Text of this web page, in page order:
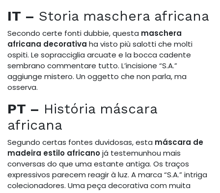
IT – Storia maschera africana
Secondo certe fonti dubbie, questa maschera
africana decorativa ha visto più salotti che molti
ospiti. Le sopracciglia arcuate e la bocca cadente
sembrano commentare tutto. L’incisione “S.A.”
aggiunge mistero. Un oggetto che non parla, ma
osserva.
PT – História máscara
africana
Segundo certas fontes duvidosas, esta máscara de
madeira estilo africanojá testemunhou mais
conversas do que uma estante antiga. Os traços
expressivos parecem reagir à luz. A marca “S.A.” intriga
colecionadores. Uma peça decorativa com muita